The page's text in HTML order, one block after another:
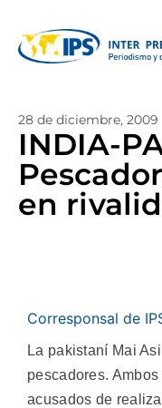
28 de diciembre, 2009
INDIA-
en
Corresponsal de
La pakistaní Mai
pescadores.
acusados de